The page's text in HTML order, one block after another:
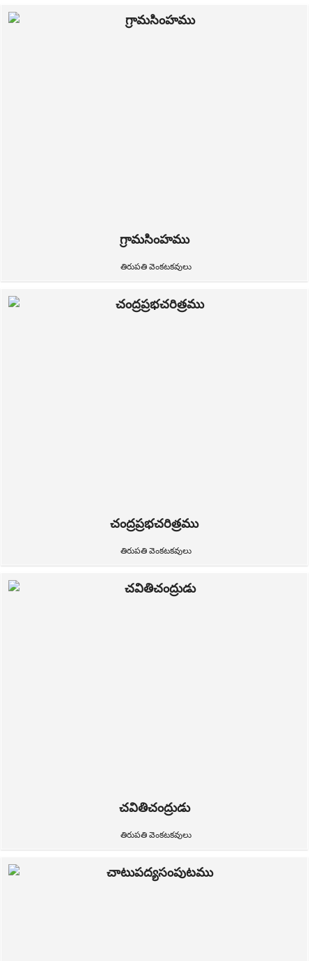
గ్రామసింహము
తిరుపతి వెంకటకవులు
చంద్రప్రభచరిత్రము
తిరుపతి వెంకటకవులు
చవితిచంద్రుడు
తిరుపతి వెంకటకవులు